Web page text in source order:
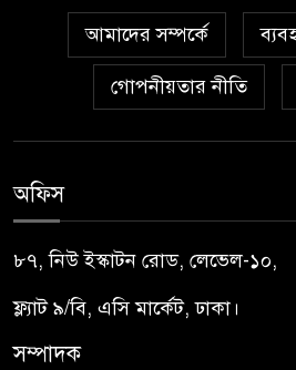
আমাদের সম্পর্কে
গোপনীয়তার নীতি
অফিস
৮৭, নিউ ইস্কাটন রোড, লেভেল-১০,
ফ্ল্যাট ৯/বি, এসি মার্কেট, ঢাকা।
সম্পাদক